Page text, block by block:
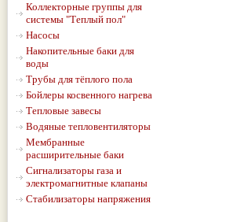
Коллекторные группы для
системы "Теплый пол"
Насосы
Накопительные баки для
воды
Трубы для тёплого пола
Бойлеры косвенного нагрева
Тепловые завесы
Водяные тепловентиляторы
Мембранные
расширительные баки
Сигнализаторы газа и
электромагнитные клапаны
Стабилизаторы напряжения